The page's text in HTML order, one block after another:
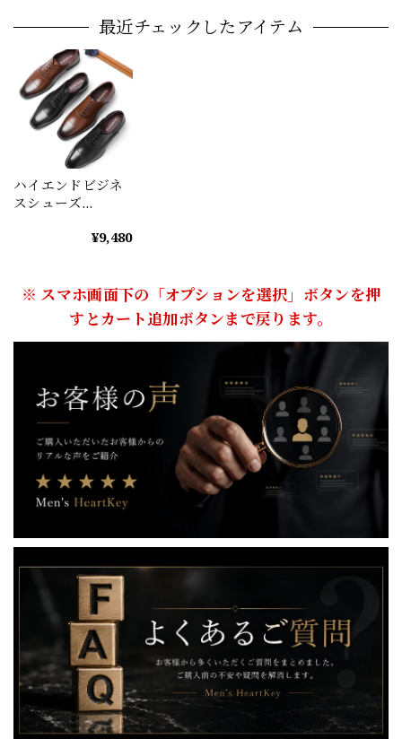
最近チェックしたアイテム
ハイエンドビジネ
スシューズ
¥9,480
※ スマホ画面下の「オプションを選択」ボタンを押
すとカート追加ボタンまで戻ります。